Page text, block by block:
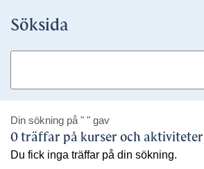
Söksida
Din sökning på " " gav
0 träffar på kurser och aktiviteter
Du fick inga träffar på din sökning.